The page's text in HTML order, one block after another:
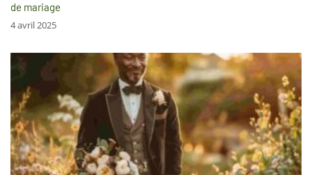
de mariage
4 avril 2025